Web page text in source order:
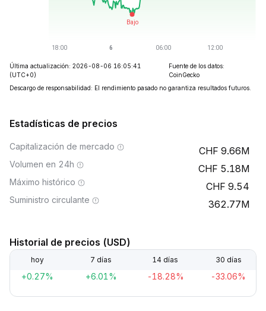
Última actualización: 2026-08-06 16:05:41
(UTC+0)
Fuente de los datos:
CoinGecko
Descargo de responsabilidad: El rendimiento pasado no garantiza resultados futuros.
Estadísticas de precios
Capitalización de mercado 9.66M
Volumen en 24h 5.18M
Máximo histórico 9.54
Suministro circulante 362.77M
Historial de precios (USD)
hoy 7 días 14 días 30 días
+0.27% +6.01% -18.28% -33.06%